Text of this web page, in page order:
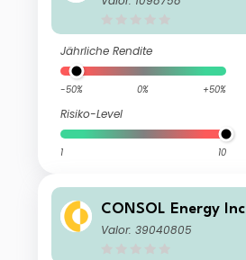
Jährliche Rendite
-50% 0% +50%
Risiko-Level
1 10
CONSOL Energy Inc
Valor: 39040805